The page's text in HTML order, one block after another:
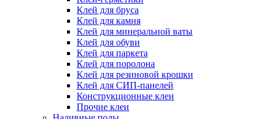
Клей для бруса
Клей для камня
Клей для минеральной ваты
Клей для обуви
Клей для паркета
Клей для поролона
Клей для резиновой крошки
Клей для СИП-панелей
Конструкционные клеи
Прочие клеи